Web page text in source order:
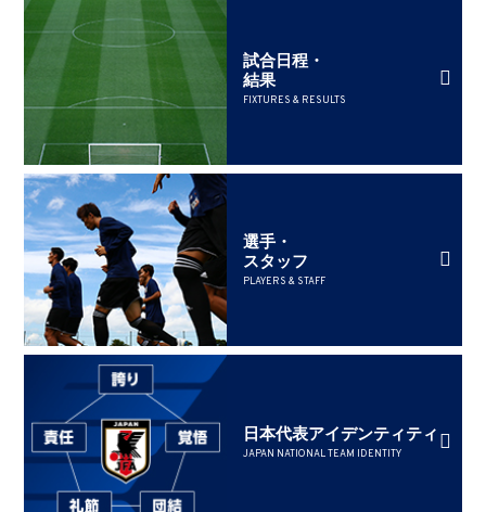
試合日程・
結果
FIXTURES & RESULTS
選手・
スタッフ
PLAYERS & STAFF
日本代表アイデンティティ
JAPAN NATIONAL TEAM IDENTITY